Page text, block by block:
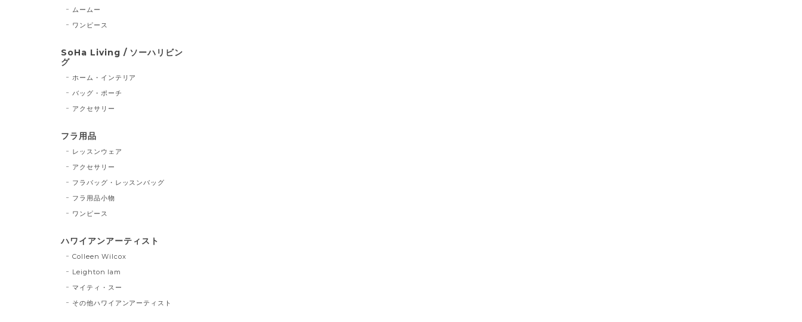
ムームー
ワンピース
SoHa Living / ソーハリビン
グ
ホーム・インテリア
バッグ・ポーチ
アクセサリー
フラ用品
レッスンウェア
アクセサリー
フラバッグ・レッスンバッグ
フラ用品小物
ワンピース
ハワイアンアーティスト
Colleen Wilcox
Leighton lam
マイティ・スー
その他ハワイアンアーティスト